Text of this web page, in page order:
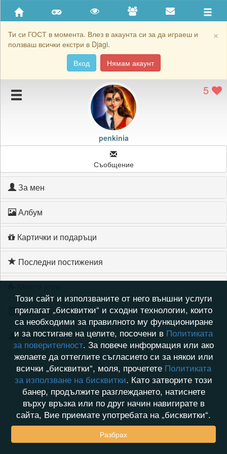
×
Ти си ГОСТ в момента. Влез в акаунта си за да играеш и
ползваш всички екстри в Djagi.
Вход
Нямам акаунт
Приятели
Хронология на игри
Подаръците на penkinia
Картичките на penkinia
5
penkinia
Съобщение
За мен
Албум
Картички и подаръци
Последни постижения
Хронология на игри
Активност
Този сайт и използваните от него външни услуги
прилагат „бисквитки“ и сходни технологии, които
са необходими за правилното му функциониране
и за постигане на целите, посочени в Политиката
за поверителност. За повече информация или ако
желаете да оттеглите съгласието си за някои или
всички „бисквитки“, моля, прочетете Политиката
за използване на бисквитки. Като затворите този
банер, продължите разглеждането, натиснете
върху връзка или по друг начин навигирате в
сайта, Вие приемате употребата на „бисквитки“.
Разбрах